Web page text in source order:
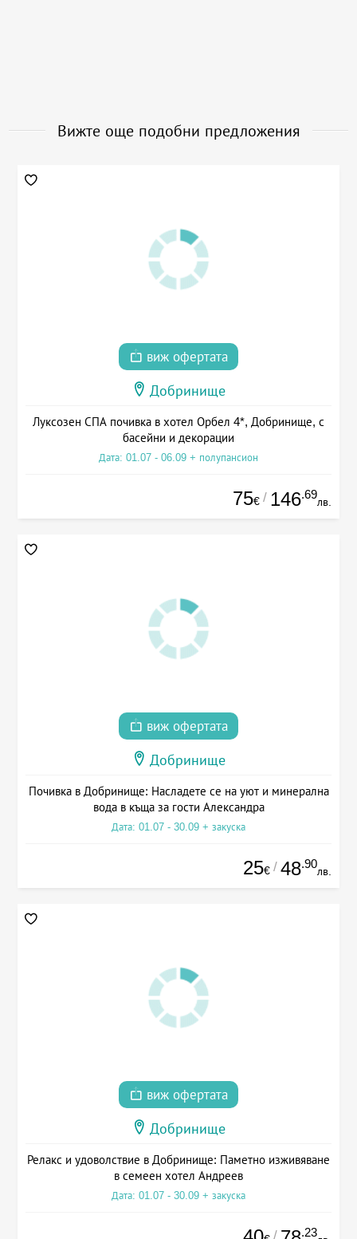
Вижте още подобни предложения
виж офертата
Добринище
Луксозен СПА почивка в хотел Орбел 4*, Добринище, с
басейни и декорации
Дата: 01.07 - 06.09 + полупансион
75€ / 146.69
лв.
виж офертата
Добринище
Почивка в Добринище: Насладете се на уют и минерална
вода в къща за гости Александра
Дата: 01.07 - 30.09 + закуска
25€ / 48.90
лв.
виж офертата
Добринище
Релакс и удоволствие в Добринище: Паметно изживяване
в семеен хотел Андреев
Дата: 01.07 - 30.09 + закуска
/ .23